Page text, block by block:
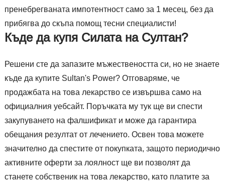
пренебрегваната импотентност само за 1 месец, без да
прибягва до скъпа помощ тесни специалисти!
Къде да купя Силата на Султан?
Решени сте да запазите мъжествеността си, но не знаете
къде да купите Sultan's Power? Отговаряме, че
продажбата на това лекарство се извършва само на
официалния уебсайт. Поръчката му тук ще ви спести
закупуването на фалшификат и може да гарантира
обещания резултат от лечението. Освен това можете
значително да спестите от покупката, защото периодично
активните оферти за лоялност ще ви позволят да
станете собственик на това лекарство, като платите за